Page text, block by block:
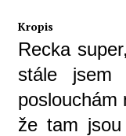
Kropis
Recka
stále jsem
poslouchám
že tam